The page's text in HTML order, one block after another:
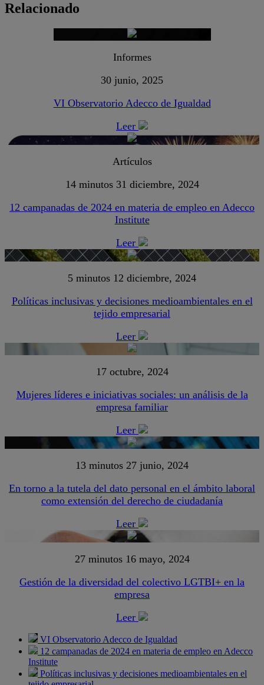
Relacionado
Informes
30 junio, 2025
VI Observatorio Adecco de Igualdad
Leer
Artículos
14 minutos 31 diciembre, 2024
12 campanadas de 2024 en materia de empleo en Adecco
Institute
Leer
5 minutos 12 diciembre, 2024
Políticas inclusivas y decisiones medioambientales en el
tejido empresarial
Leer
17 octubre, 2024
Mujeres líderes e iniciativas sociales: un análisis de la
empresa familiar
Leer
13 minutos 27 junio, 2024
En torno a la tutela del dato personal en el ámbito laboral
como extensión del derecho de ciudadanía
Leer
27 minutos 16 mayo, 2024
Gestión de la diversidad del colectivo LGTBI+ en la
empresa
Leer
VI Observatorio Adecco de Igualdad
12 campanadas de 2024 en materia de empleo en Adecco
Institute
Políticas inclusivas y decisiones medioambientales en el